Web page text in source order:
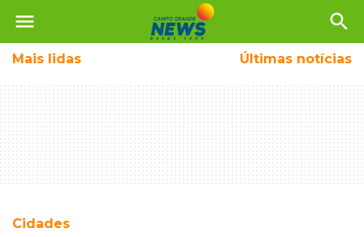
menu search
Mais lidas Últimas notícias
Cidades